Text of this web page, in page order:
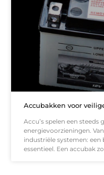
Accubakken voor
Accu’s spelen een
energievoorzieningen.
industriële systemen:
essentieel. Een accubak